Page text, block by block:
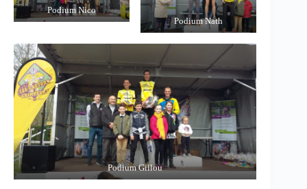
Podium Nico
Podium Nath
Podium Gillou